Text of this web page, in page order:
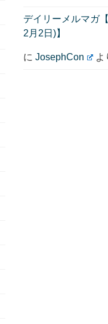
デイリーメルマガ
2月2日)】
に JosephCon よ